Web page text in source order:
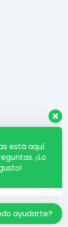
¡Lo
ayudarte?